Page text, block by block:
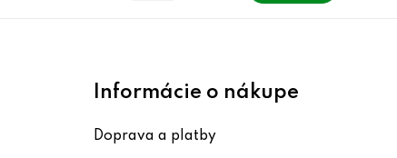
Informácie o nákupe
Doprava a platby